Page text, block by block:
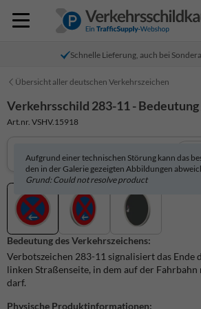
Schnelle Lieferung, auch bei
Übersicht aller deutschen Verkehrszeichen
Verkehrsschild 283-11 -
Art.nr. VSHV.15918
Aufgrund einer technischen Störung kann das
den in der Galerie gezeigten Abbildungen
Grund: Could not resolve product
Bedeutung des Verkehrszeichens:
Verbotszeichen 283-11 signalisiert das Ende
linken Straßenseite, in dem auf der
darf.
Physische Produktinformationen: